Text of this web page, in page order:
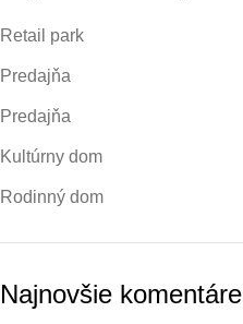
Retail park
Predajňa
Predajňa
Kultúrny dom
Rodinný dom
Najnovšie komentáre